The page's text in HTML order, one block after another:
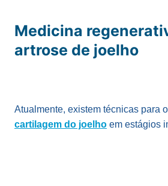
Medicina
artrose de joelho
Atualmente, existem técnicas para o
cartilagem do joelho em estágios